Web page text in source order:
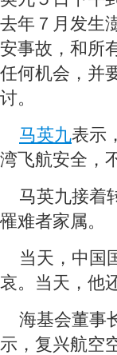
去年７月发生
安事故，和所
任何机会，并
讨。
马英九表示
湾飞航安全，
马英九接着
罹难者家属。
当天，中国
哀。当天，他
海基会董事
示，复兴航空